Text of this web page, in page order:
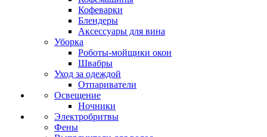
Кофеварки
Блендеры
Аксессуары для вина
Уборка
Роботы-мойщики окон
Швабры
Уход за одеждой
Отпариватели
Освещение
Ночники
Электробритвы
Фены